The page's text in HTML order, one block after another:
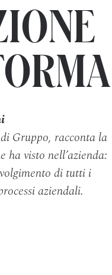
Gruppo, racconta la
ha visto nell’azienda:
di tutti i
aziendali.